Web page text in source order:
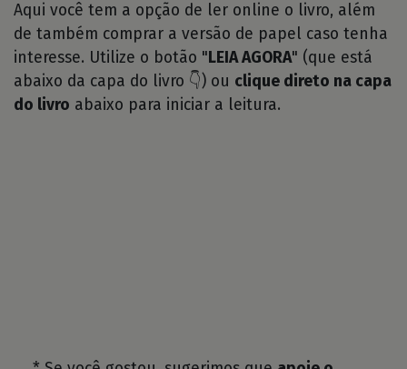
Aqui você tem a opção de ler online o livro, além
de também comprar a versão de papel caso tenha
interesse. Utilize o botão " LEIA AGORA" (que está
abaixo da capa do livro 👇) ou clique direto na capa
do livro abaixo para iniciar a leitura.